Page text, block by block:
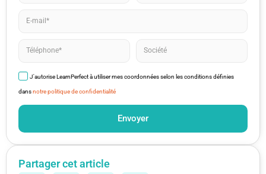
J'autorise LearnPerfect à utiliser mes coordonnées selon les conditions définies
dansnotre politique de confidentialité
Envoyer
Partager cet article